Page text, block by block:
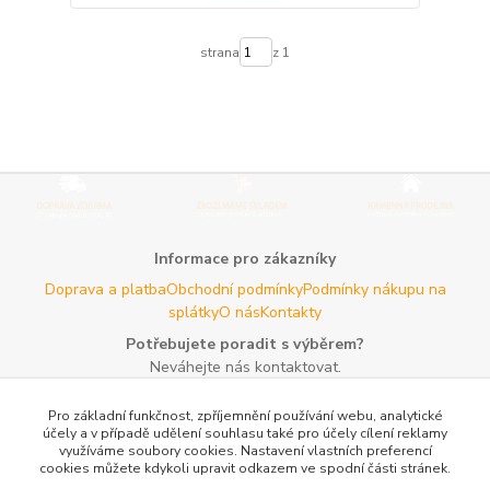
strana z 1
Informace pro zákazníky
Doprava a platbaObchodní podmínkyPodmínky nákupu na
splátkyO násKontakty
Potřebujete poradit s výběrem?
Neváhejte nás kontaktovat.
Email:info@agroczechia.cz- kdykoliv
Užitečné informace
Pro základní funkčnost, zpříjemnění používání webu, analytické
účely a v případě udělení souhlasu také pro účely cílení reklamy
využíváme soubory cookies. Nastavení vlastních preferencí
cookies můžete kdykoli upravit odkazem ve spodní části stránek.